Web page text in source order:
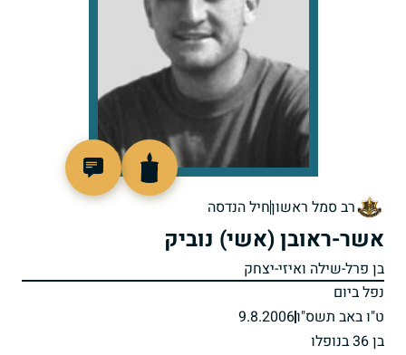
רב סמל ראשוןחיל הנדסה
אשר-ראובן (אשי) נוביק
בן פרל-שילה ואיזי-יצחק
נפל ביום
ט"ו באב תשס"ו9.8.2006
בן 36 בנופלו